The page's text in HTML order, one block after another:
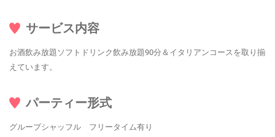
サービス内容
お酒飲み放題ソフトドリンク飲み放題90分＆イタリアンコースを取り揃
えています。
パーティー形式
グループシャッフル フリータイム有り